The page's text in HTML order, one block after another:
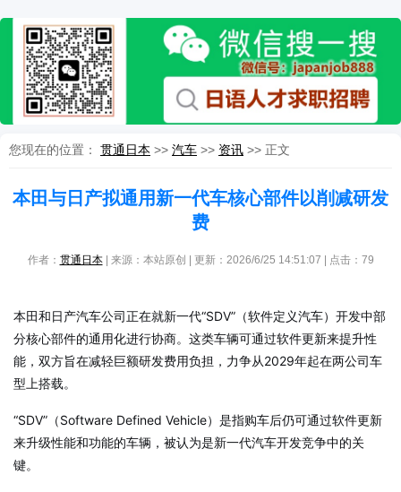
您现在的位置： 贯通日本 >> 汽车 >> 资讯 >> 正文
本田与日产拟通用新一代车核心部件以削减研发
费
作者： 贯通日本| 来源：本站原创 | 更新：2026/6/25 14:51:07 | 点击： 79
本田和日产汽车公司正在就新一代“SDV”（软件定义汽车）开发中部
分核心部件的通用化进行协商。这类车辆可通过软件更新来提升性
能，双方旨在减轻巨额研发费用负担，力争从2029年起在两公司车
型上搭载。
“SDV”（Software Defined Vehicle）是指购车后仍可通过软件更新
来升级性能和功能的车辆，被认为是新一代汽车开发竞争中的关
键。